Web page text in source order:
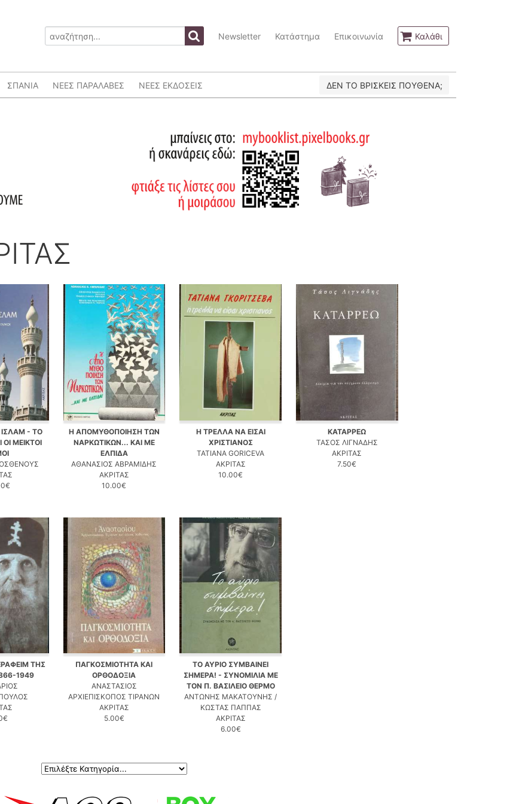
Newsletter Κατάστημα Επικοινωνία Καλάθι
ΣΠΑΝΙΑ ΝΕΕΣ ΠΑΡΑΛΑΒΕΣ ΝΕΕΣ ΕΚΔΟΣΕΙΣ ΔΕΝ ΤΟ ΒΡΙΣΚΕΙΣ ΠΟΥΘΕΝΑ;
ΙΣΛΑΜ - ΤΟ
ΟΙ ΜΕΙΚΤΟΙ
Η ΑΠΟΜΥΘΟΠΟΙΗΣΗ ΤΩΝ
ΝΑΡΚΩΤΙΚΩΝ... ΚΑΙ ΜΕ
ΕΛΠΙΔΑ
ΑΘΑΝΑΣΙΟΣ ΑΒΡΑΜΙΔΗΣ
ΑΚΡΙΤΑΣ
10.00€
Η ΤΡΕΛΛΑ ΝΑ ΕΙΣΑΙ
ΧΡΙΣΤΙΑΝΟΣ
TATIANA GORICEVA
ΑΚΡΙΤΑΣ
10.00€
ΚΑΤΑΡΡΕΩ
ΤΑΣΟΣ ΛΙΓΝΑΔΗΣ
ΑΚΡΙΤΑΣ
7.50€
ΤΗΣ
1949
ΠΑΓΚΟΣΜΙΟΤΗΤΑ ΚΑΙ
ΟΡΘΟΔΟΞΙΑ
ΑΝΑΣΤΑΣΙΟΣ
ΑΡΧΙΕΠΙΣΚΟΠΟΣ ΤΙΡΑΝΩΝ
ΑΚΡΙΤΑΣ
5.00€
ΤΟ ΑΥΡΙΟ ΣΥΜΒΑΙΝΕΙ
ΣΗΜΕΡΑ! - ΣΥΝΟΜΙΛΙΑ ΜΕ
ΤΟΝ Π. ΒΑΣΙΛΕΙΟ ΘΕΡΜΟ
ΑΝΤΩΝΗΣ ΜΑΚΑΤΟΥΝΗΣ /
ΚΩΣΤΑΣ ΠΑΠΠΑΣ
ΑΚΡΙΤΑΣ
6.00€